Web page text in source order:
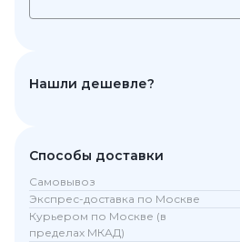
Нашли дешевле?
Способы доставки
Самовывоз
Экспрес-доставка по Москве
Курьером по Москве (в
пределах МКАД)